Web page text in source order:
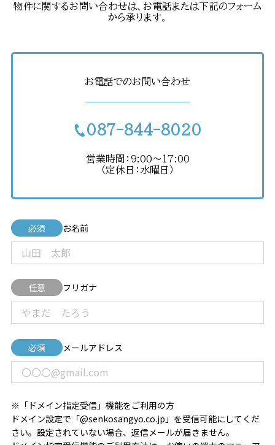
物件に関するお問い合わせは、お電話または下記のフォーム
から承ります。
お電話でのお問い合わせ
087-844-8020
営業時間：9:00〜17:00
（定休日：水曜日）
お名前
必須
フリガナ
任意
メールアドレス
必須
※「ドメイン指定受信」機能をご利用の方
ドメイン設定で「@senkosangyo.co.jp」を受信可能にしてくだ
さい。設定されていない場合、返信メールが届きません。